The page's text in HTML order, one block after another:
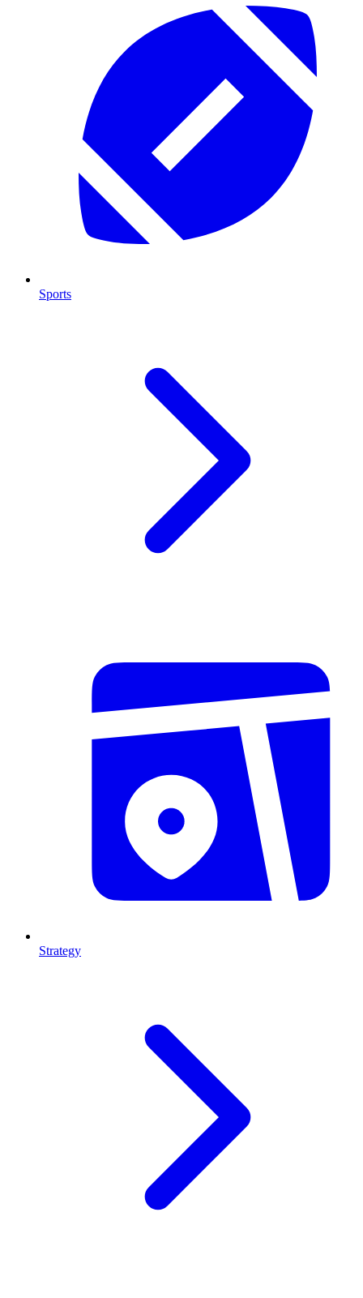
Sports
Strategy